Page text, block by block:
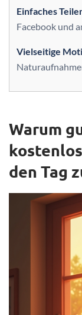
Einfaches
Facebook und
Vielseitige
Warum
den Tag